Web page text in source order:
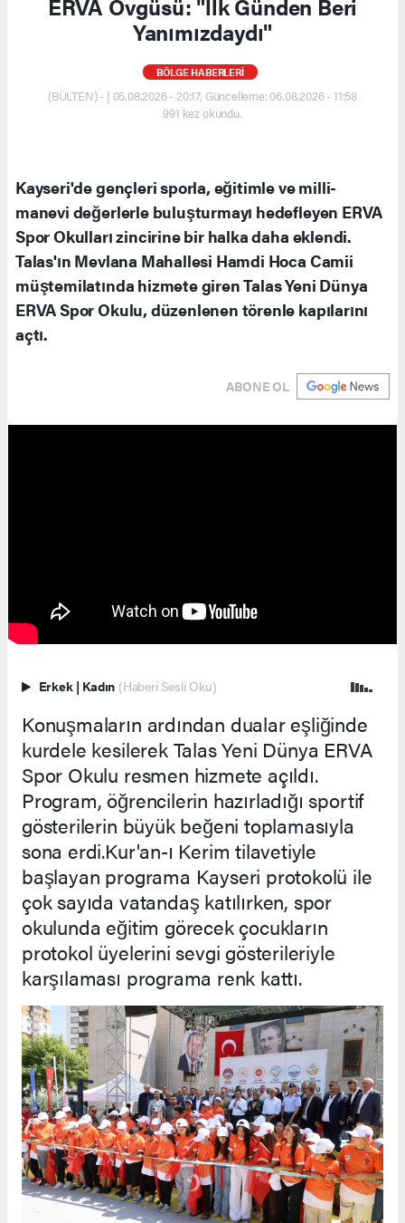
ERVA Övgüsü: "İlk Günden Beri
Yanımızdaydı"
BÖLGE HABERLERİ
(BÜLTEN) - | 05.08.2026 - 20:17, Güncelleme: 06.08.2026 - 11:58
991 kez okundu.
Kayseri'de gençleri sporla, eğitimle ve milli-
manevi değerlerle buluşturmayı hedefleyen ERVA
Spor Okulları zincirine bir halka daha eklendi.
Talas'ın Mevlana Mahallesi Hamdi Hoca Camii
müştemilatında hizmete giren Talas Yeni Dünya
ERVA Spor Okulu, düzenlenen törenle kapılarını
açtı.
ABONE OL
Erkek | Kadın (Haberi Sesli Oku)
Konuşmaların ardından dualar eşliğinde
kurdele kesilerek Talas Yeni Dünya ERVA
Spor Okulu resmen hizmete açıldı.
Program, öğrencilerin hazırladığı sportif
gösterilerin büyük beğeni toplamasıyla
sona erdi.Kur'an-ı Kerim tilavetiyle
başlayan programa Kayseri protokolü ile
çok sayıda vatandaş katılırken, spor
okulunda eğitim görecek çocukların
protokol üyelerini sevgi gösterileriyle
karşılaması programa renk kattı.